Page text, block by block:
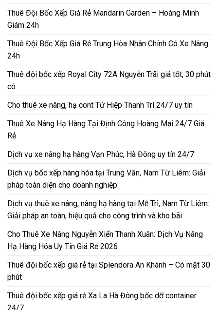
Thuê Đội Bốc Xếp Giá Rẻ Mandarin Garden – Hoàng Minh
Giám 24h
Thuê Đội Bốc Xếp Giá Rẻ Trung Hòa Nhân Chính Có Xe Nâng
24h
Thuê đội bốc xếp Royal City 72A Nguyễn Trãi giá tốt, 30 phút
có
Cho thuê xe nâng, hạ cont Tứ Hiệp Thanh Trì 24/7 uy tín
Thuê Xe Nâng Hạ Hàng Tại Định Công Hoàng Mai 24/7 Giá
Rẻ
Dịch vụ xe nâng hạ hàng Vạn Phúc, Hà Đông uy tín 24/7
Dịch vụ bốc xếp hàng hóa tại Trung Văn, Nam Từ Liêm: Giải
pháp toàn diện cho doanh nghiệp
Dịch vụ thuê xe nâng, nâng hạ hàng tại Mễ Trì, Nam Từ Liêm:
Giải pháp an toàn, hiệu quả cho công trình và kho bãi
Cho Thuê Xe Nâng Nguyễn Xiển Thanh Xuân: Dịch Vụ Nâng
Hạ Hàng Hóa Uy Tín Giá Rẻ 2026
Thuê đội bốc xếp giá rẻ tại Splendora An Khánh – Có mặt 30
phút
Thuê đội bốc xếp giá rẻ Xa La Hà Đông bốc dỡ container
24/7